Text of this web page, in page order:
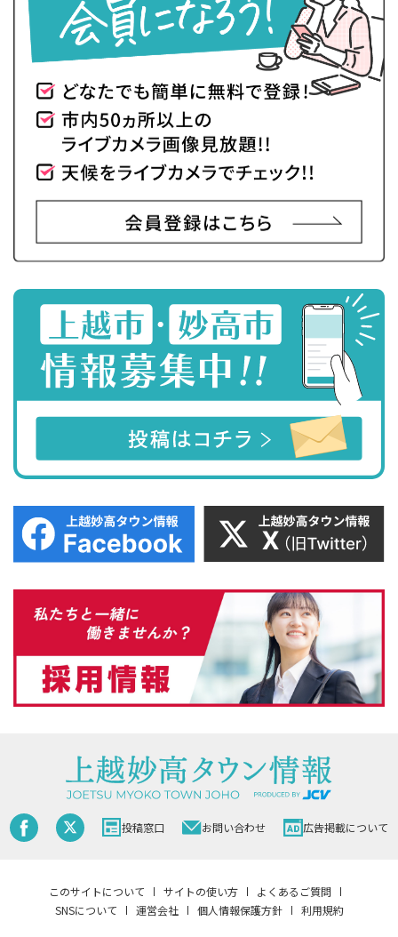
投稿窓口 お問い合わせ 広告掲載について
このサイトについて サイトの使い方
よくあるご質問
SNSについて
運営会社 個人情報保護方針 利用規約